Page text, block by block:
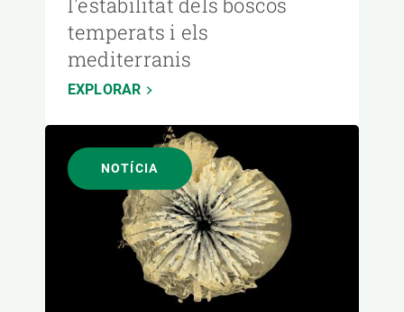
temperats i els
mediterranis
EXPLORAR
NOTÍCIA